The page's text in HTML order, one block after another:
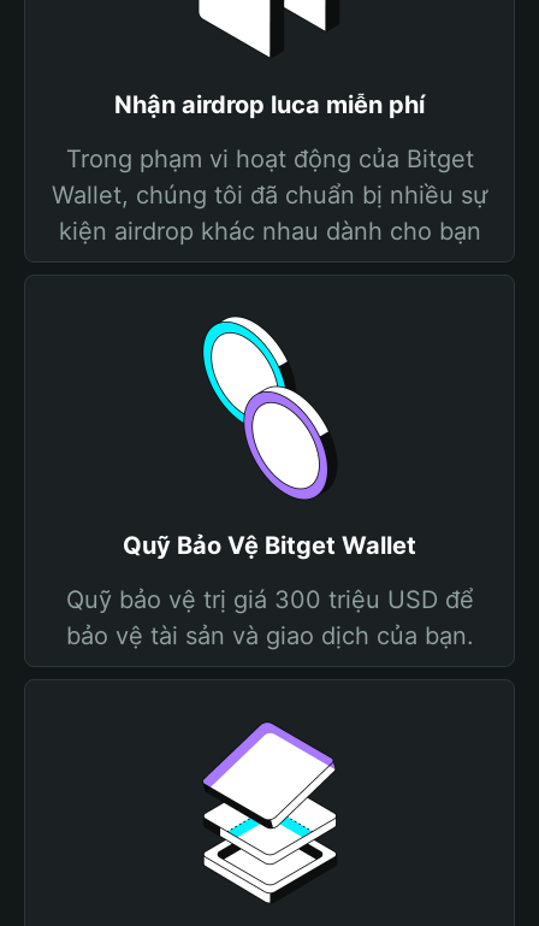
Nhận airdrop luca miễn phí
Trong phạm vi hoạt động của Bitget
Wallet, chúng tôi đã chuẩn bị nhiều sự
kiện airdrop khác nhau dành cho bạn
Quỹ Bảo Vệ Bitget Wallet
Quỹ bảo vệ trị giá 300 triệu USD để
bảo vệ tài sản và giao dịch của bạn.